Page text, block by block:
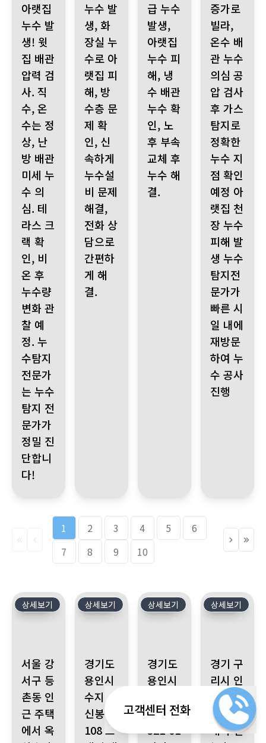
아랫집
누수 발
생! 윗
집 배관
압력 검
사. 직
수, 온
수는 정
상, 난
방 배관
미세 누
수 의
심. 테
라스 크
랙 확
인, 비
온 후
누수량
변화 관
찰 예
정. 누
수탐지
전문가
는 누수
탐지 전
문가가
정밀 진
단합니
다!
누수 발
생, 화
장실 누
수로 아
랫집 피
해, 방
수층 문
제 확
인, 신
속하게
누수설
비 문제
해결,
전화 상
담으로
간편하
게 해
결.
급 누수
발생,
아랫집
누수 피
해, 냉
수 배관
누수 확
인, 노
후 부속
교체 후
누수 해
결.
증가로
빌라,
온수 배
관 누수
의심 공
압 검사
후 가스
탐지로
정확한
누수 지
점 확인
예정 아
랫집 천
장 누수
피해 발
생 누수
탐지전
문가가
빠른 시
일 내에
재방문
하여 누
수 공사
진행
1 2 3 4 5
6
7
8 9 10
3548
상세보기
서울 강
서구 등
촌동 인
근 주택
에서 옥
3547
상세보기
경기도
용인시
수지구
신봉동
108 고
3546
상세보기
경기도
용인시
성복동
321-01
3545
상세보기
경기 구
리시 인
창동에
서 싱크
대 수전
고객센터 전화